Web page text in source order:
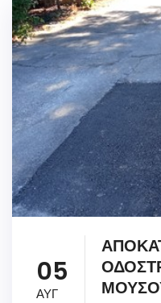
05
ΑΥΓ